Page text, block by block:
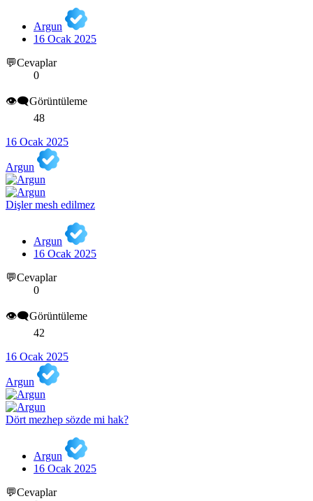
Argun
16 Ocak 2025
💬Cevaplar
0
👁️‍🗨️Görüntüleme
48
16 Ocak 2025
Argun
Dişler mesh edilmez
Argun
16 Ocak 2025
💬Cevaplar
0
👁️‍🗨️Görüntüleme
42
16 Ocak 2025
Argun
Dört mezhep sözde mi hak?
Argun
16 Ocak 2025
💬Cevaplar